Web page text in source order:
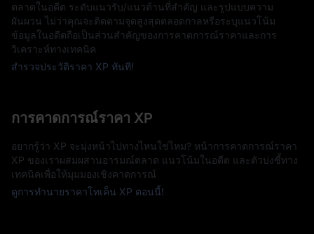
ตลาดในอดีต ระดับแนวรับ/แนวต้านที่สำคัญ และรูปแบบความ
ผันผวน ไม่ว่าคุณจะติดตามจุดสูงสุดตลอดกาลหรือระบุแนวโน้ม
ข้อมูลในอดีตถือเป็นส่วนสำคัญของการคาดการณ์ราคาและการ
วิเคราะห์ทางเทคนิค
สำรวจประวัติราคา XP ทันที!
การคาดการณ์ราคา XP
อยากรู้ว่า XP จะมุ่งหน้าไปทางไหนใช่ไหม? หน้าการคาดการณ์ราคา
XP ของเราผสมผสานอารมณ์ตลาด แนวโน้มในอดีต และตัวบ่งชี้ทาง
เทคนิคเพื่อให้มุมมองเชิงคาดการณ์
ดูการทำนายราคาโทเค็น XP ตอนนี้!